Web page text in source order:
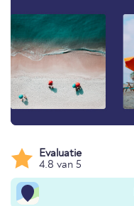
Evaluatie
4.8 van 5